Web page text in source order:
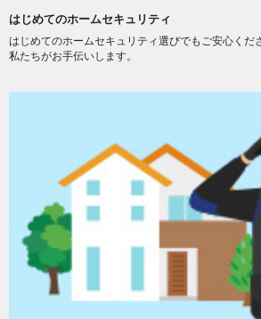
はじめてのホームセキュリティ
はじめてのホームセキュリティ選びでもご安心くだ
私たちがお手伝いします。